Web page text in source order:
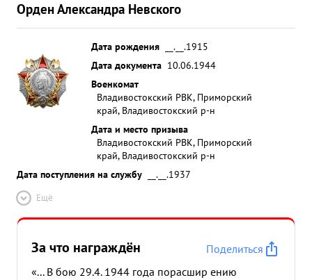
Орден Александра Невского
Дата рождения
__.__.1915
Дата документа 10.06.1944
Военкомат
Владивостокский РВК, Приморский
край, Владивостокский р-н
Дата и место призыва
Владивостокский РВК, Приморский
край, Владивостокский р-н
Дата поступления на службу
__.__.1937
Ещё
За что награждён
Поделиться
«... В бою 29.4. 1944 года порасшир ению